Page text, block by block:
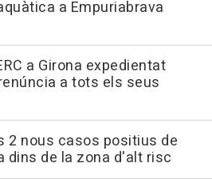
a Empuriabrava
a Girona expedientat
a tots els seus
2 nous casos positius de
dins de la zona d'alt risc